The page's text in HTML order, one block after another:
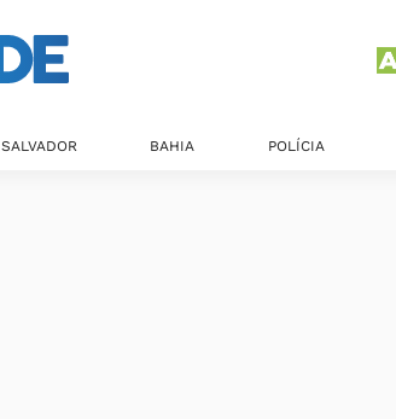
SALVADOR BAHIA POLÍCIA